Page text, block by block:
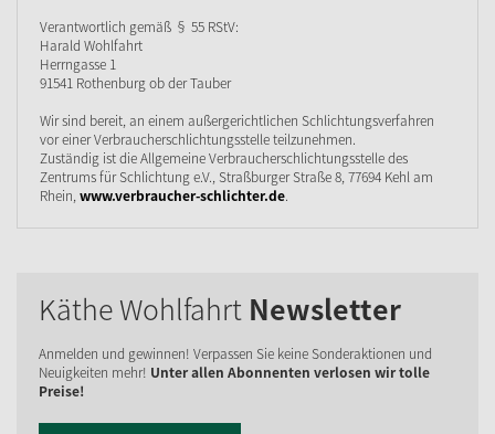
Verantwortlich gemäß § 55 RStV:
Harald Wohlfahrt
Herrngasse 1
91541 Rothenburg ob der Tauber
Wir sind bereit, an einem außergerichtlichen Schlichtungsverfahren
vor einer Verbraucherschlichtungsstelle teilzunehmen.
Zuständig ist die Allgemeine Verbraucherschlichtungsstelle des
Zentrums für Schlichtung e.V., Straßburger Straße 8, 77694 Kehl am
Rhein,www.verbraucher-schlichter.de.
Käthe Wohlfahrt Newsletter
Anmelden und gewinnen! Verpassen Sie keine Sonderaktionen und
Neuigkeiten mehr! Unter allen Abonnenten verlosen wir tolle
Preise!